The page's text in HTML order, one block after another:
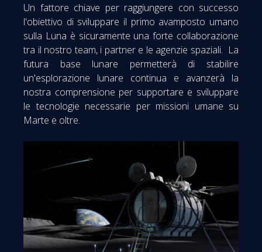
Un fattore chiave per raggiungere con successo
l'obiettivo di sviluppare il primo avamposto umano
sulla Luna è sicuramente una forte collaborazione
tra il nostro team, i partner e le agenzie spaziali. La
futura base lunare permetterà di stabilire
un'esplorazione lunare continua e avanzerà la
nostra comprensione per supportare e sviluppare
le tecnologie necessarie per missioni umane su
Marte e oltre.